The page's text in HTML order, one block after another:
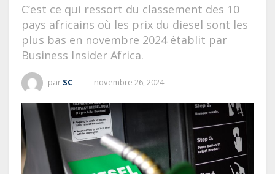
C’est ce qui ressort du classement des 10
pays africains où les prix du diesel sont les
plus bas en novembre 2024 établit par
Business Insider Africa.
par SC novembre 26, 2024